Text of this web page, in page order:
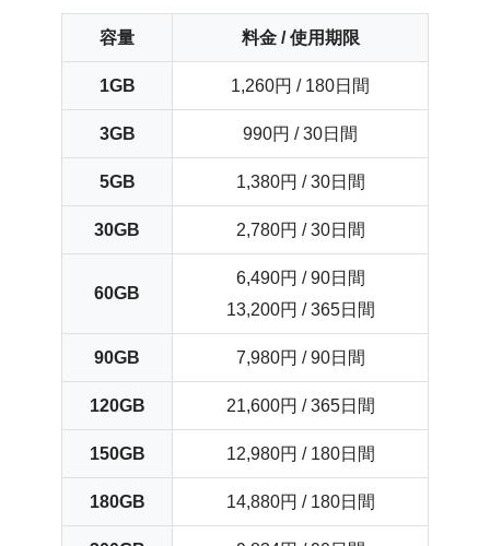
容量 料金 / 使用期限
1GB 1,260円 / 180日間
3GB 990円 / 30日間
5GB 1,380円 / 30日間
30GB 2,780円 / 30日間
60GB
6,490円 / 90日間
13,200円 / 365日間
90GB 7,980円 / 90日間
120GB 21,600円 / 365日間
150GB 12,980円 / 180日間
180GB 14,880円 / 180日間